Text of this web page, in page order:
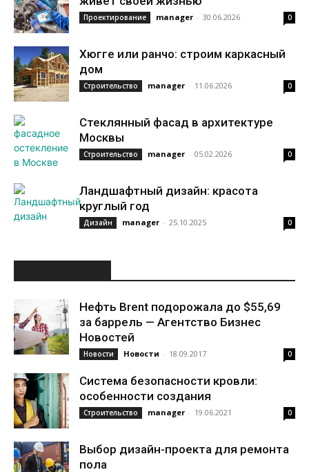
Проектирование manager - 30.06.2026 0
Хюгге или ранчо: строим каркасный
дом
Строительство manager - 11.06.2026 0
Стеклянный фасад в архитектуре
Москвы
Строительство manager - 05.02.2026 0
Ландшафтный дизайн: красота
круглый год
Дизайн manager - 25.10.2025 0
Нефть Brent подорожала до $55,69
за баррель — Агентство Бизнес
Новостей
Новости Новости - 18.09.2017 0
Система безопасности кровли:
особенности создания
Строительство manager - 19.06.2021 0
Выбор дизайн-проекта для ремонта
пола